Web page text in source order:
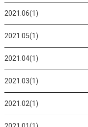
2021.06(1)
2021.05(1)
2021.04(1)
2021.03(1)
2021.02(1)